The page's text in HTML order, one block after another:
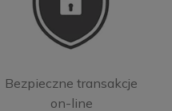
Bezpieczne transakcje
on-line